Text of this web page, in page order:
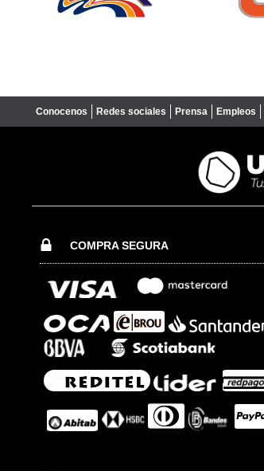
Conocenos Redes sociales Prensa Empleos
COMPRA SEGURA